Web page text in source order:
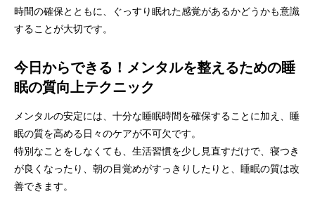
時間の確保とともに、ぐっすり眠れた感覚があるかどうかも意識
することが大切です。
今日からできる！メンタルを整えるための睡
眠の質向上テクニック
メンタルの安定には、十分な睡眠時間を確保することに加え、睡
眠の質を高める日々のケアが不可欠です。
特別なことをしなくても、生活習慣を少し見直すだけで、寝つき
が良くなったり、朝の目覚めがすっきりしたりと、睡眠の質は改
善できます。